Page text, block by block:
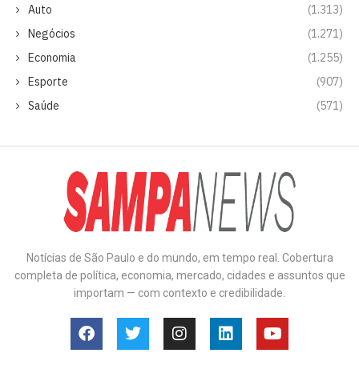
Auto
(1.313)
Negócios
(1.271)
Economia
(1.255)
Esporte
(907)
Saúde
(571)
Notícias de São Paulo e do mundo, em tempo real. Cobertura
completa de política, economia, mercado, cidades e assuntos que
importam — com contexto e credibilidade.